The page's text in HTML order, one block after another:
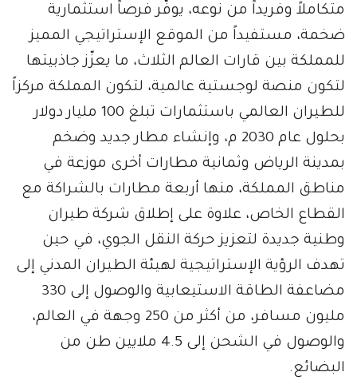
متكاملاً وفريداً من نوعه، يوفّر فرصاً استثمارية
ضخمة، مستفيداً من الموقع الإستراتيجي المميز
للمملكة بين قارات العالم الثلاث، ما يعزّز جاذبيتها
لتكون منصة لوجستية عالمية، لتكون المملكة مركزاً
للطيران العالمي باستثمارات تبلغ 100 مليار دولار
بحلول عام 2030 م، وإنشاء مطار جديد وضخم
بمدينة الرياض وثمانية مطارات أخرى موزعة في
مناطق المملكة، منها أربعة مطارات بالشراكة مع
القطاع الخاص، علاوة على إطلاق شركة طيران
وطنية جديدة لتعزيز حركة النقل الجوي، في حين
تهدف الرؤية الإستراتيجية لهيئة الطيران المدني إلى
مضاعفة الطاقة الاستيعابية والوصول إلى 330
مليون مسافر، من أكثر من 250 وجهة في العالم،
والوصول في الشحن إلى 4.5 ملايين طن من
البضائع.